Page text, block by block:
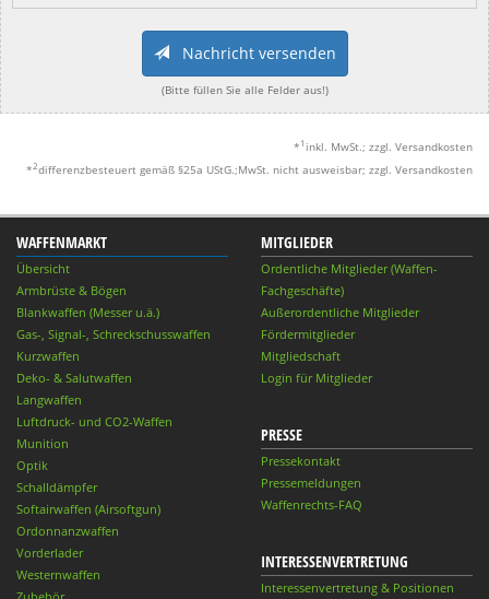
Nachricht versenden
(Bitte füllen Sie alle Felder aus!)
* 1 inkl. MwSt.; zzgl. Versandkosten
*2differenzbesteuert gemäß §25a UStG.;MwSt. nicht ausweisbar; zzgl. Versandkosten
WAFFENMARKT
Übersicht
Armbrüste & Bögen
Blankwaffen (Messer u.ä.)
Gas-, Signal-, Schreckschusswaffen
Kurzwaffen
Deko- & Salutwaffen
Langwaffen
Luftdruck- und CO2-Waffen
Munition
Optik
Schalldämpfer
Softairwaffen (Airsoftgun)
Ordonnanzwaffen
Vorderlader
Westernwaffen
MITGLIEDER
Ordentliche Mitglieder (Waffen-
Fachgeschäfte)
Außerordentliche Mitglieder
Fördermitglieder
Mitgliedschaft
Login für Mitglieder
PRESSE
Pressekontakt
Pressemeldungen
Waffenrechts-FAQ
INTERESSENVERTRETUNG
Interessenvertretung & Positionen